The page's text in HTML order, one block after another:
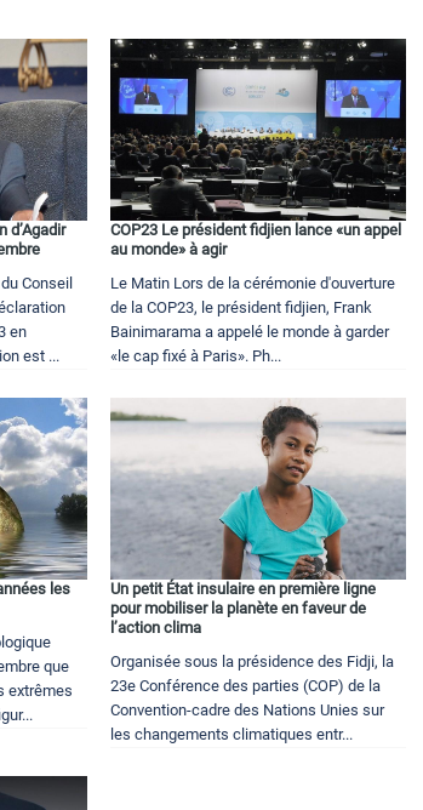
d’Agadir
Conseil
en
est ...
COP23 Le président fidjien lance «un appel
au monde» à agir
Le Matin Lors de la cérémonie d'ouverture
de la COP23, le président fidjien, Frank
Bainimarama a appelé le monde à garder
«le cap fixé à Paris». Ph...
les
que
extrêmes
Un petit État insulaire en première ligne
pour mobiliser la planète en faveur de
l’action clima
Organisée sous la présidence des Fidji, la
23e Conférence des parties (COP) de la
Convention-cadre des Nations Unies sur
les changements climatiques entr...